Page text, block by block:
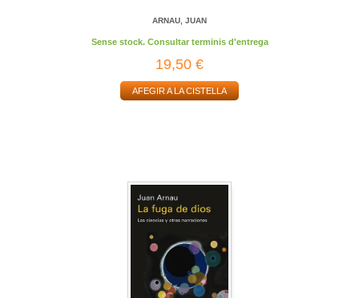
ARNAU, JUAN
Sense stock. Consultar terminis d'entrega
19,50 €
AFEGIR A LA CISTELLA